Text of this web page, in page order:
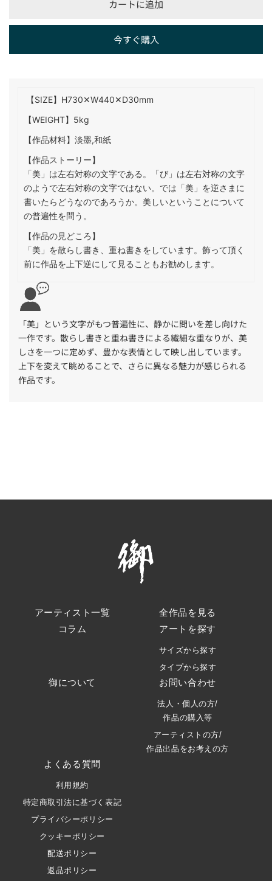
カートに追加
今すぐ購入
【SIZE】H730✕W440✕D30mm
【WEIGHT】5kg
【作品材料】淡墨,和紙
【作品ストーリー】
「美」は左右対称の文字である。「び」は左右対称の文字
のようで左右対称の文字ではない。では「美」を逆さまに
書いたらどうなのであろうか。美しいということについて
の普遍性を問う。
【作品の見どころ】
「美」を散らし書き、重ね書きをしています。飾って頂く
前に作品を上下逆にして見ることもお勧めします。
「美」という文字がもつ普遍性に、静かに問いを差し向けた
一作です。散らし書きと重ね書きによる繊細な重なりが、美
しさを一つに定めず、豊かな表情として映し出しています。
上下を変えて眺めることで、さらに異なる魅力が感じられる
作品です。
アーティスト一覧
全作品を見る
コラム
アートを探す
サイズから探す
タイプから探す
御について お問い合わせ
法人・個人の方/
作品の購入等
アーティストの方/
作品出品をお考えの方
よくある質問
利用規約
特定商取引法に基づく表記
プライバシーポリシー
クッキーポリシー
配送ポリシー
返品ポリシー